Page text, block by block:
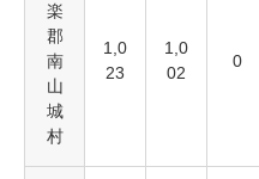
楽
郡
南
山
城
村
1,0
23
1,0
02
0